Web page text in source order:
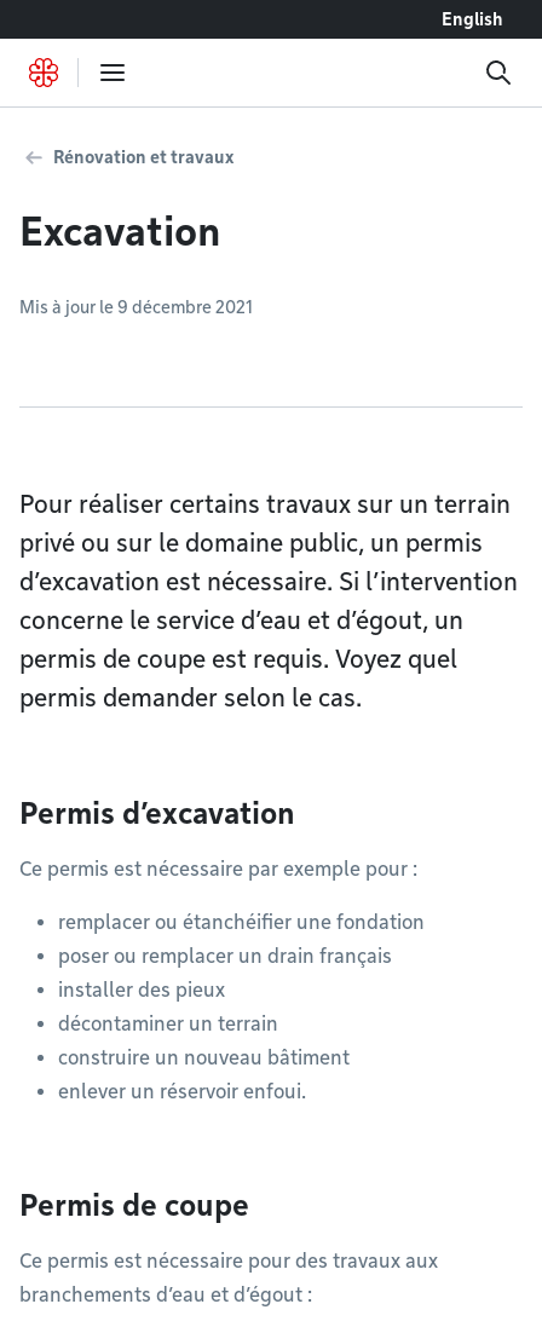
English
Rénovation et travaux
Excavation
Mis à jour le 9 décembre 2021
Pour réaliser certains travaux sur un terrain
privé ou sur le domaine public, un permis
d’excavation est nécessaire. Si l’intervention
concerne le service d’eau et d’égout, un
permis de coupe est requis. Voyez quel
permis demander selon le cas.
Permis d’excavation
Ce permis est nécessaire par exemple pour :
remplacer ou étanchéifier une fondation
poser ou remplacer un drain français
installer des pieux
décontaminer un terrain
construire un nouveau bâtiment
enlever un réservoir enfoui.
Permis de coupe
Ce permis est nécessaire pour des travaux aux
branchements d’eau et d’égout :